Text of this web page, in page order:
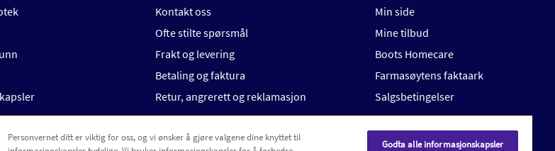
Kontakt oss
Ofte stilte spørsmål
Frakt og levering
Betaling og faktura
Retur, angrerett og reklamasjon
Min side
Mine tilbud
Boots Homecare
Farmasøytens faktaark
Salgsbetingelser
Personvernet ditt er viktig for oss, og vi ønsker å gjøre valgene dine knyttet til
Godta alle informasjonskapsler